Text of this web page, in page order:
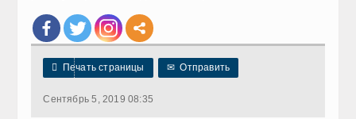
 Печать страницы ✉ Отправить
Сентябрь 5, 2019 08:35